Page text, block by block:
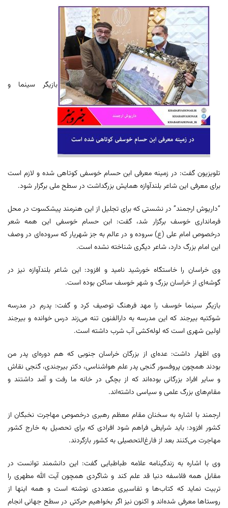
بازیگر سینما و
تلویزیون گفت: در زمینه معرفی ابن حسام خوسفی کوتاهی شده و لازم است
برای معرفی این شاعر بلندآوازه همایش بزرگداشت در سطح ملی برگزار شود.
“داریوش ارجمند” در نشستی که برای تجلیل از این هنرمند پیشکسوت در محل
فرمانداری خوسف برگزار شد، گفت: ابن حسام خوسفی این همه شعر
درخصوص امام علی (ع) سروده و در عالم به جز شهریار که سروده‌ای در وصف
این امام بزرگ دارد، شاعر دیگری شناخته نشده است.
وی خراسان را خاستگاه خورشید نامید و افزود: این شاعر بلندآوازه نیز در
گوشه‌ای از خراسان بزرگ و شهر خوسف ساکن بوده است.
بازیگر سینما خوسف را مهد فرهنگ توصیف کرد و گفت: پدرم در مدرسه
شوکتیه بیرجند که این مدرسه به دارالفنون تنه می‌زند درس خوانده و بیرجند
اولین شهری است که لوله‌کشی آب شرب داشته است.
وی اظهار داشت: عده‌ای از بزرگان خراسان جنوبی که هم دوره‌ای پدر من
بودند همچون پروفسور گنجی پدر علم هواشناسی، دکتر بیرجندی، گنجی نقاش
و سایر افراد بزرگانی بوده‌اند که از بچگی در خانه ما رفت و آمد داشتند و
مقام‌های بزرگ علمی و سیاسی داشته‌اند.
ارجمند با اشاره به سخنان مقام معظم رهبری درخصوص مهاجرت نخبگان از
کشور افزود: باید شرایطی فراهم شود افرادی که برای تحصیل به خارج کشور
مهاجرت می‌کنند بعد از فارغ‌التحصیلی به کشور بازگردند.
وی با اشاره به زندگینامه علامه طباطبایی گفت: این دانشمند توانست در
مقابل همه فلاسفه دنیا قد علم کند و شاگردی همچون آیت الله مطهری را
تربیت نماید که کتاب‌ها و تفاسیری متعددی نوشته است و همه اینها از
روستاها معرفی شده‌اند و اکنون نیز اگر بخواهیم حرکتی در سطح جهانی انجام